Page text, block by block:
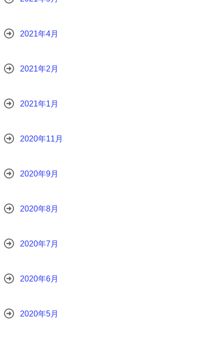
2021年4月
2021年2月
2021年1月
2020年11月
2020年9月
2020年8月
2020年7月
2020年6月
2020年5月